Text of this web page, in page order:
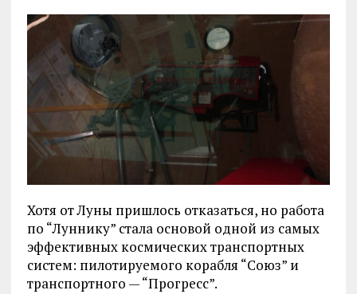
Хотя от Луны пришлось отказаться, но работа
по “Луннику” стала основой одной из самых
эффективных космических транспортных
систем: пилотируемого корабля “Союз” и
транспортного — “Прогресс”.